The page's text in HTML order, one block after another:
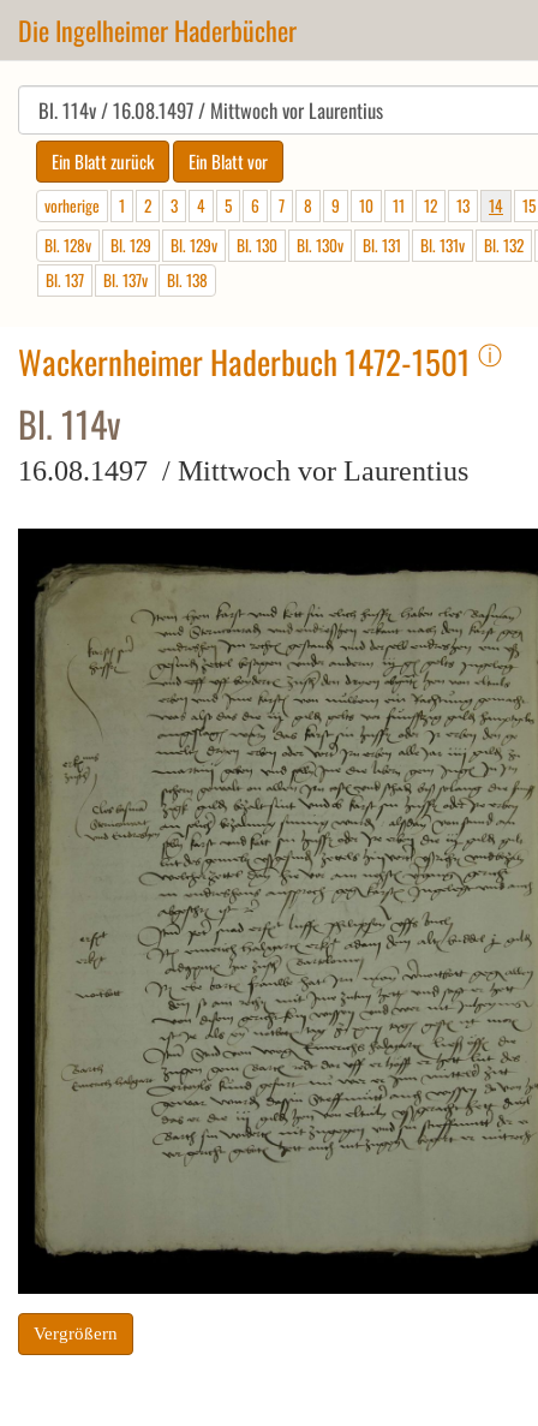
Die Ingelheimer Haderbücher
vorherige 1 2 3 4 5 6 7 8 9 10 11 12 13 14
15
Bl. 128v
Bl. 129 Bl. 129v Bl. 130 Bl. 130v Bl. 131 Bl. 131v
Bl. 132
Bl. 137
Bl. 137v Bl. 138
Wackernheimer Haderbuch 1472-1501 ⓘ
Bl. 114v
16.08.1497 / Mittwoch vor Laurentius
Vergrößern